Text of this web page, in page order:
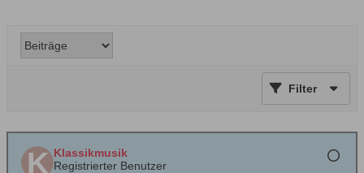
Filter
Klassikmusik
Registrierter Benutzer